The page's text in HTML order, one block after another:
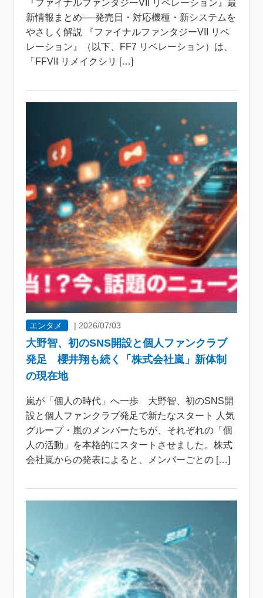
『ファイナルファンタジーVII リベレーション』最
新情報まとめ──発売日・対応機種・新システムを
やさしく解説 『ファイナルファンタジーVII リベ
レーション』（以下、FF7 リベレーション）は、
「FFVII リメイクシリ […]
エンタメ | 2026/07/03
大野智、初のSNS開設と個人ファンクラブ
発足 櫻井翔も続く「株式会社嵐」新体制
の現在地
嵐が「個人の時代」へ一歩 大野智、初のSNS開
設と個人ファンクラブ発足で新たなスタート 人気
グループ・嵐のメンバーたちが、それぞれの「個
人の活動」を本格的にスタートさせました。株式
会社嵐からの発表によると、メンバーごとの […]